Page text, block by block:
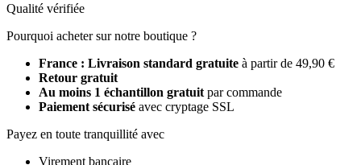
Qualité vérifiée
Pourquoi acheter sur notre boutique ?
France : Livraison standard gratuite à partir de 49,90 €
Retour gratuit
Au moins 1 échantillon gratuit par commande
Paiement sécurisé avec cryptage SSL
Payez en toute tranquillité avec
Virement bancaire